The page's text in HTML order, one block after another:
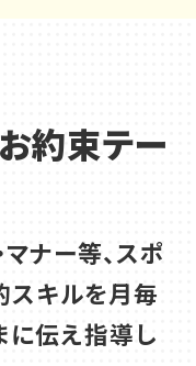
約束テー
ナー等、スポ
スキルを月毎
に伝え指導し